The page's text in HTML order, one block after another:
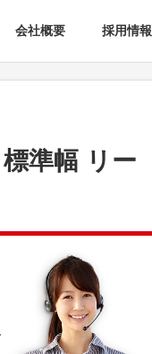
会社概要 採用情報
準幅 リー